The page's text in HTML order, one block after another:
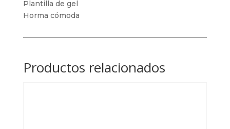
Plantilla de gel
Horma cómoda
Productos relacionados